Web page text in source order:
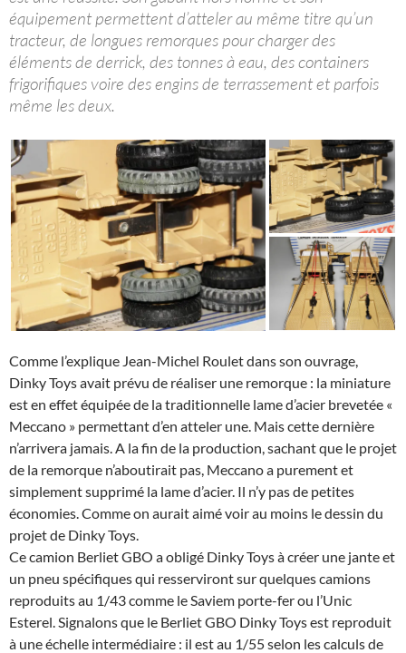
équipement permettent d’atteler au même titre qu’un
tracteur, de longues remorques pour charger des
éléments de derrick, des tonnes à eau, des containers
frigorifiques voire des engins de terrassement et parfois
même les deux.
Comme l’explique Jean-Michel Roulet dans son ouvrage,
Dinky Toys avait prévu de réaliser une remorque : la miniature
est en effet équipée de la traditionnelle lame d’acier brevetée «
Meccano » permettant d’en atteler une. Mais cette dernière
n’arrivera jamais. A la fin de la production, sachant que le projet
de la remorque n’aboutirait pas, Meccano a purement et
simplement supprimé la lame d’acier. Il n’y pas de petites
économies. Comme on aurait aimé voir au moins le dessin du
projet de Dinky Toys.
Ce camion Berliet GBO a obligé Dinky Toys à créer une jante et
un pneu spécifiques qui resserviront sur quelques camions
reproduits au 1/43 comme le Saviem porte-fer ou l’Unic
Esterel. Signalons que le Berliet GBO Dinky Toys est reproduit
à une échelle intermédiaire : il est au 1/55 selon les calculs de